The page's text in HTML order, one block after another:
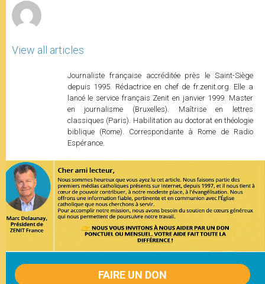
View all articles
Journaliste française accréditée près le Saint-Siège
depuis 1995. Rédactrice en chef de fr.zenit.org. Elle a
lancé le service français Zenit en janvier 1999. Master
en journalisme (Bruxelles). Maîtrise en lettres
classiques (Paris). Habilitation au doctorat en théologie
biblique (Rome). Correspondante à Rome de Radio
Espérance.
FAIRE UN DON